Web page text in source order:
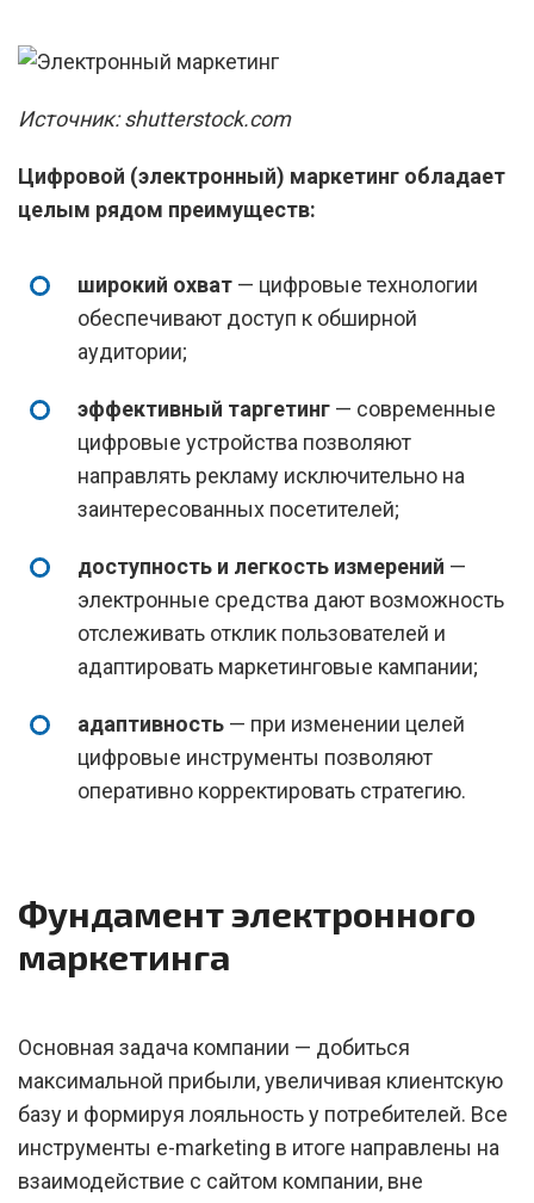
Источник: shutterstock.com
Цифровой (электронный) маркетинг обладает
целым рядом преимуществ:
широкий охват — цифровые технологии
обеспечивают доступ к обширной
аудитории;
эффективный таргетинг — современные
цифровые устройства позволяют
направлять рекламу исключительно на
заинтересованных посетителей;
доступность и легкость измерений —
электронные средства дают возможность
отслеживать отклик пользователей и
адаптировать маркетинговые кампании;
адаптивность — при изменении целей
цифровые инструменты позволяют
оперативно корректировать стратегию.
Фундамент электронного
маркетинга
Основная задача компании — добиться
максимальной прибыли, увеличивая клиентскую
базу и формируя лояльность у потребителей. Все
инструменты e-marketing в итоге направлены на
взаимодействие с сайтом компании, вне